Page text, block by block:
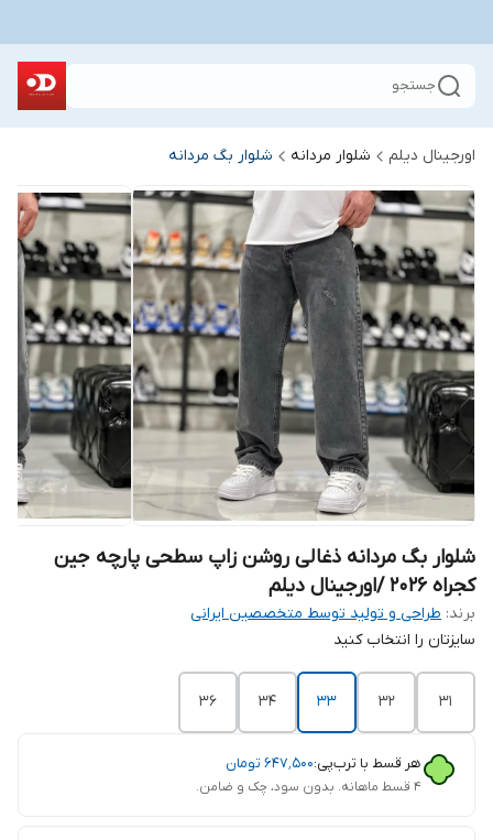
جستجو
اورجینال دیلم شلوار مردانه شلوار بگ مردانه
شلوار بگ مردانه ذغالی روشن زاپ سطحی پارچه جین
کجراه 2026 /اورجینال دیلم
برند: طراحی و تولید توسط متخصصین ایرانی
سایزتان را انتخاب کنید
31
32
33
34
36
هر قسط با ترب‌پی:۶۴۷٬۵۰۰ تومان
۴ قسط ماهانه. بدون سود، چک و ضامن.